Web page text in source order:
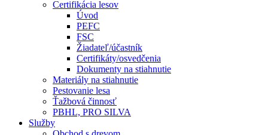
Certifikácia lesov
Úvod
PEFC
FSC
Žiadateľ/účastník
Certifikáty/osvedčenia
Dokumenty na stiahnutie
Materiály na stiahnutie
Pestovanie lesa
Ťažbová činnosť
PBHL, PRO SILVA
Služby